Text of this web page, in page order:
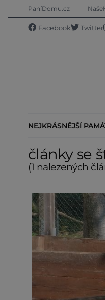
PaníDomu.cz
Facebook Twitter
NEJKRÁSNĚJŠÍ
články se
(1 nalezených